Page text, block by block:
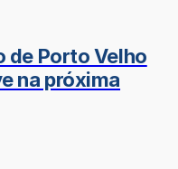
de Porto Velho
na próxima